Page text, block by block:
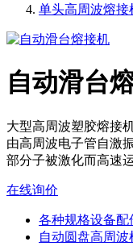
单头高周波熔接
自动滑台
大型高周波塑胶熔接
由高周波电子管自激
部分子被激化而高速
在线询价
各种规格设备配
自动圆盘高周